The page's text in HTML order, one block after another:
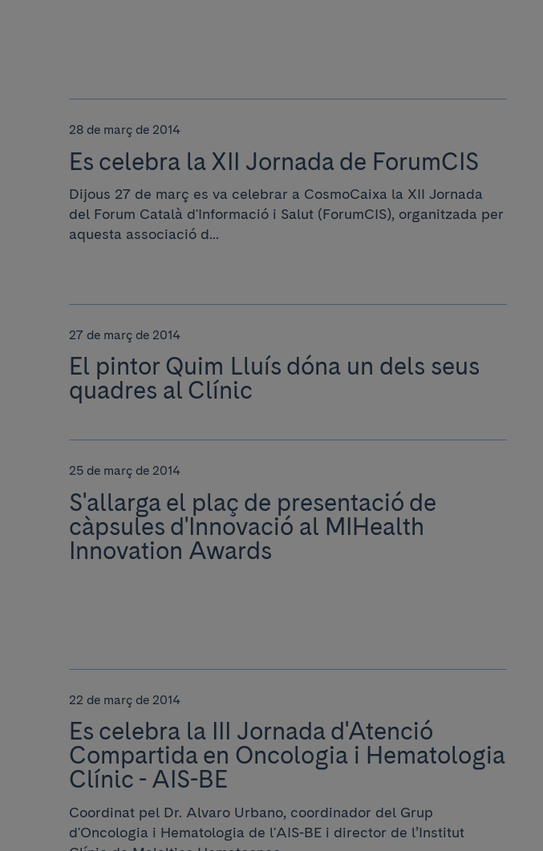
28 de març de 2014
Es celebra la XII Jornada de ForumCIS
Dijous 27 de març es va celebrar a CosmoCaixa la XII Jornada
del Forum Català d'Informació i Salut (ForumCIS), organitzada per
aquesta associació d...
27 de març de 2014
El pintor Quim Lluís dóna un dels seus
quadres al Clínic
25 de març de 2014
S'allarga el plaç de presentació de
càpsules d'Innovació al MIHealth
Innovation Awards
22 de març de 2014
Es celebra la III Jornada d'Atenció
Compartida en Oncologia i Hematologia
Clínic - AIS-BE
Coordinat pel Dr. Alvaro Urbano, coordinador del Grup
d'Oncologia i Hematologia de l'AIS-BE i director de l’Institut